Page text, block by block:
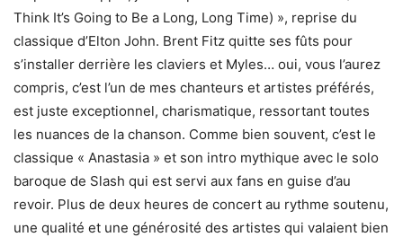
Think It’s Going to Be a Long, Long Time) », reprise du
classique d’Elton John. Brent Fitz quitte ses fûts pour
s’installer derrière les claviers et Myles… oui, vous l’aurez
compris, c’est l’un de mes chanteurs et artistes préférés,
est juste exceptionnel, charismatique, ressortant toutes
les nuances de la chanson. Comme bien souvent, c’est le
classique « Anastasia » et son intro mythique avec le solo
baroque de Slash qui est servi aux fans en guise d’au
revoir. Plus de deux heures de concert au rythme soutenu,
une qualité et une générosité des artistes qui valaient bien